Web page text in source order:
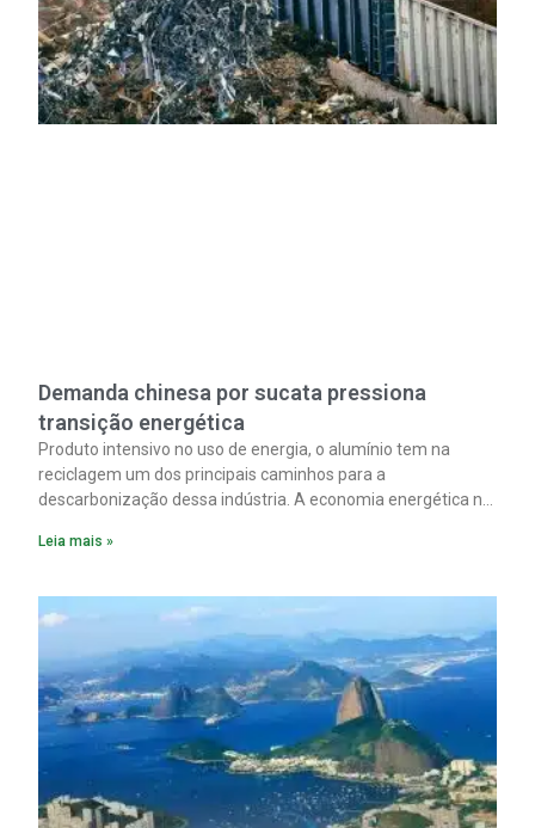
Demanda chinesa por sucata pressiona
transição energética
Produto intensivo no uso de energia, o alumínio tem na
reciclagem um dos principais caminhos para a
descarbonização dessa indústria. A economia energética na
material. A produção de um alumínio mais limpo, no entanto,
insumo, a sucata, devido, sobretudo, ao interesse chinês
pela matéria-prima.
Leia mais »